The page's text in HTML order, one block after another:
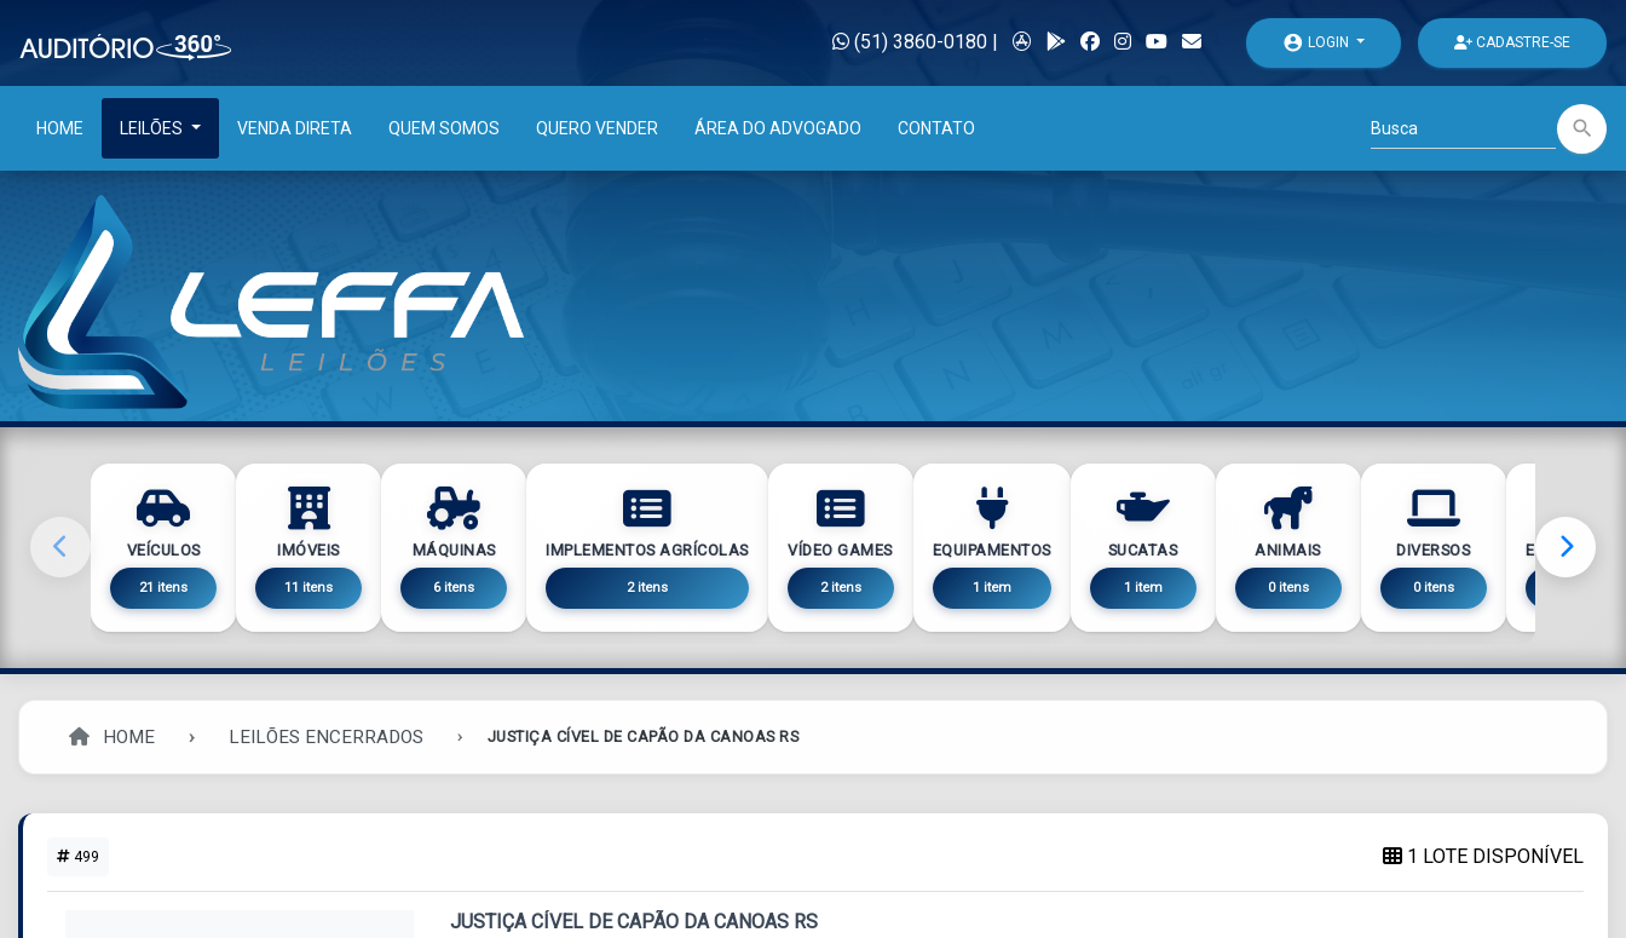
(51) 3860-0180| account_circle LOGIN CADASTRE-SE
HOME LEILÕES VENDA DIRETA QUEM SOMOS QUERO VENDER ÁREA DO ADVOGADO CONTATO search
VEÍCULOS
21 itens
IMÓVEIS
11 itens
MÁQUINAS
6 itens
IMPLEMENTOS AGRÍCOLAS
2 itens
VÍDEO GAMES
2 itens
EQUIPAMENTOS
1 item
SUCATAS
1 item
ANIMAIS
0 itens
DIVERSOS
0 itens
HOME LEILÕES ENCERRADOS JUSTIÇA CÍVEL DE CAPÃO DA CANOAS RS
499 1 LOTE DISPONÍVEL
JUSTIÇA CÍVEL DE CAPÃO DA CANOAS RS